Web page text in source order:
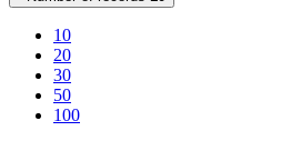
10
20
30
50
100